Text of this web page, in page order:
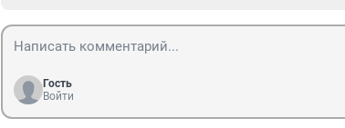
Гость
Войти